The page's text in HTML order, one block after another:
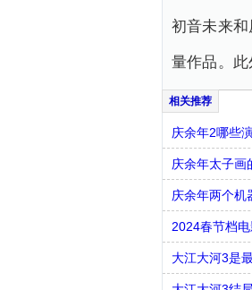
初音未来
量作品。此
庆余年2哪些
庆余年太子画
庆余年两个机
2024春节档
大江大河3是